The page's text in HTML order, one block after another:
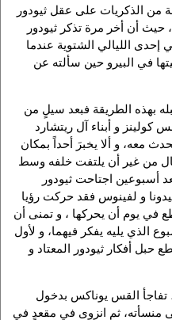
من الذكريات على عقل ثيودور
حيث أن أخر مرة تذكر ثيودور
إحدى الليالي الشتوية عندما
في البيرو حين سألته عن
بهذه الطريقة فبعد سيلٍ من
كولينز و أبناء آل ريتشارد
معه، و ألا يخبرَ أحداً بمكان
من غير أن يلتفت خلفه وسط
أسبوعين اجتاحت ثيودور
و لفينوس فقد حركت رؤيا
في يوم أن يحركها ، و تمنى أن
الذي يليه يفكر فيهما، و لأول
حبل أفكار ثيودور المعتاد و
تفاجأ القس يوناكس بدخول
منسأته، ثم انزوى في مقعدٍ في